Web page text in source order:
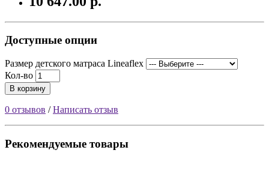
Доступные опции
Размер детского матраса Lineaflex
Кол-во
В корзину
0 отзывов /Написать отзыв
Рекомендуемые товары